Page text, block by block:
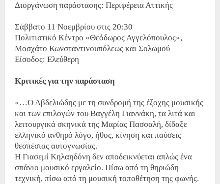
Διοργάνωση παράστασης: Περιφέρεια Αττικής
Σάββατο 11 Νοεμβρίου στις 20:30
Πολιτιστικό Κέντρο «Θεόδωρος Αγγελόπουλος»,
Μοσχάτο Κωνσταντινουπόλεως και Σολωμού
Είσοδος: Ελεύθερη
Κριτικές για την παράσταση
«…Ο Αβδελιώδης με τη συνδρομή της έξοχης μουσικής
και των επιλογών του Βαγγέλη Γιαννάκη, τα λιτά και
λειτουργικά σκηνικά της Μαρίας Πασσαλή, δίδαξε
ελληνικό ανθηρό λόγο, ήθος, κίνηση και παύσεις
θεσπέσιας αυτογνωσίας.
Η Γιασεμί Κηλαηδόνη δεν αποδεικνύεται απλώς ένα
σπάνιο μουσικό εργαλείο. Πίσω από τη θηριώδη
τεχνική, πίσω από τη μουσική τοποθέτηση της φωνής.